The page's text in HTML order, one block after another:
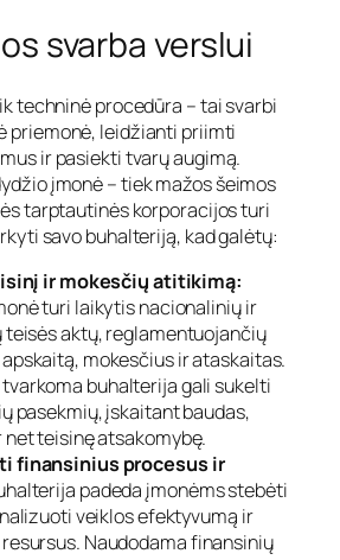
svarba verslui
techninė procedūra – tai svarbi
priemonė, leidžianti priimti
ir pasiekti tvarų augimą.
įmonė – tiek mažos šeimos
tarptautinės korporacijos turi
savo buhalteriją, kad galėtų:
ir mokesčių atitikimą:
turi laikytis nacionalinių ir
aktų, reglamentuojančių
mokesčius ir ataskaitas.
buhalterija gali sukelti
pasekmių, įskaitant baudas,
net teisinę atsakomybę.
finansinius procesus ir
padeda įmonėms stebėti
veiklos efektyvumą ir
Naudodama finansinių